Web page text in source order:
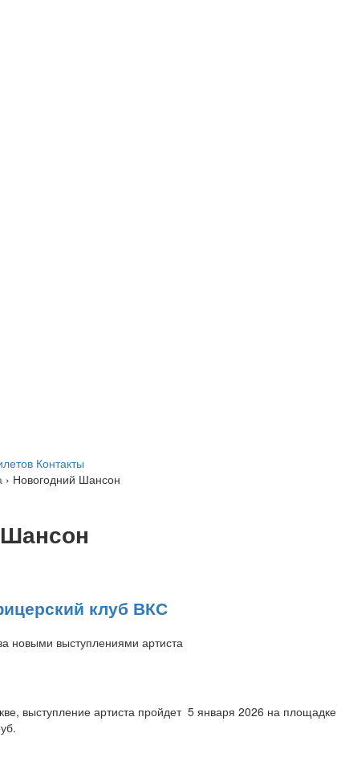
Контакты
› Новогодний Шансон
клуб ВКС
новыми выступлениями артиста
выступление артиста пройдет 5 января 2026 на площадке